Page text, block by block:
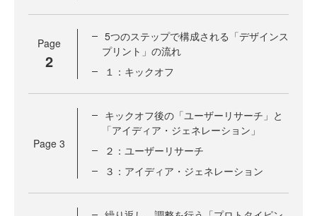
Page
2
5つのステップで構成される「デザインス
プリント」の流れ
１：キックオフ
Page 3
キックオフ後の「ユーザーリサーチ」と
「アイディア・ジェネレーション」
２：ユーザーリサーチ
３：アイディア・ジェネレーション